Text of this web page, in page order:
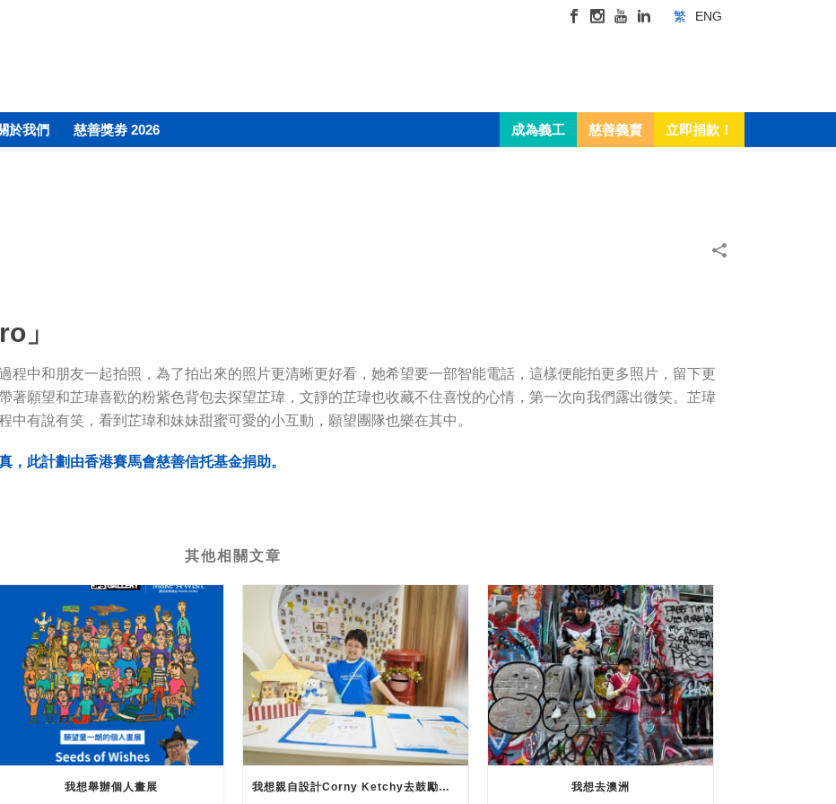
繁 ENG
於我們 慈善獎劵 2026 成為義工 慈善義賣 立即捐款！
」
程中和朋友一起拍照，為了拍出來的照片更清晰更好看，她希望要一部智能電話，這樣便能拍更多照片，留下更
著願望和芷瑋喜歡的粉紫色背包去探望芷瑋，文靜的芷瑋也收藏不住喜悅的心情，第一次向我們露出微笑。芷瑋
中有說有笑，看到芷瑋和妹妹甜蜜可愛的小互動，願望團隊也樂在其中。
，此計劃由香港賽馬會慈善信托基金捐助。
其他相關文章
我想舉辦個人畫展 我想親自設計Corny Ketchy去鼓勵其他人 我想去澳洲